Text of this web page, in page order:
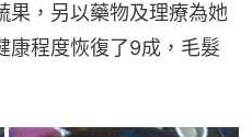
果，另以藥物及理療為她
康程度恢復了9成，毛髮